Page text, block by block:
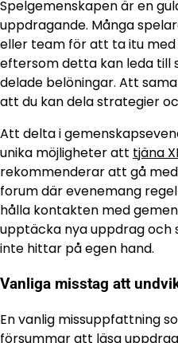
Spelgemenskapen är en
uppdragande. Många
eller team för att ta itu
eftersom detta kan leda till
delade belöningar. Att
att du kan dela strategier
Att delta i
unika möjligheter att tjäna
rekommenderar att gå
forum där evenemang
hålla kontakten med
upptäcka nya uppdrag och
inte hittar på egen hand.
Vanliga misstag att
En vanlig missuppfattning
försummar att läsa